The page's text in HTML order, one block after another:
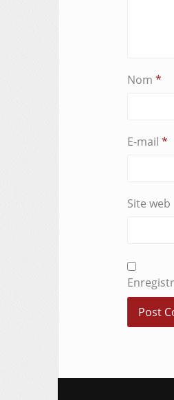
Nom *
E-mail *
Site web